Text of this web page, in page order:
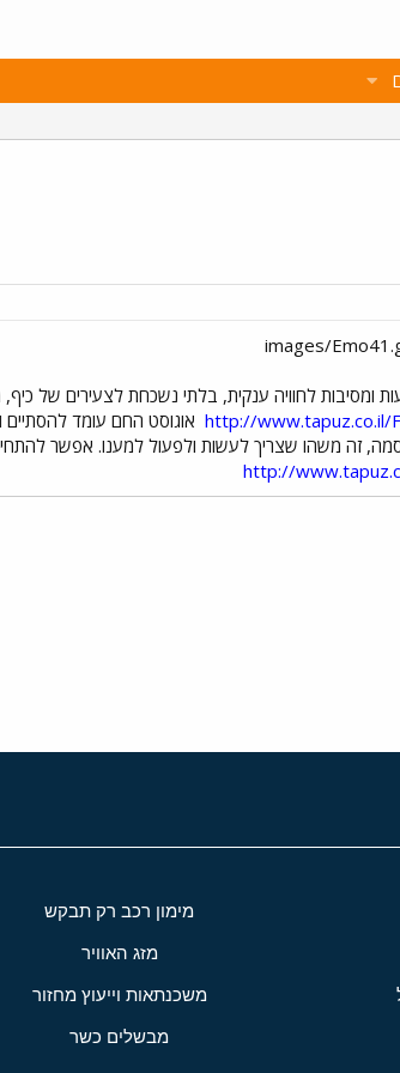
http://www.tapuz.co.il/ אוגוסט החם עומד
זה משהו שצריך לעשות ולפעול למענו. אפשר
http://
מימון רכב רק תבקש
מזג האוויר
משכנתאות וייעוץ מחזור
מבשלים כשר